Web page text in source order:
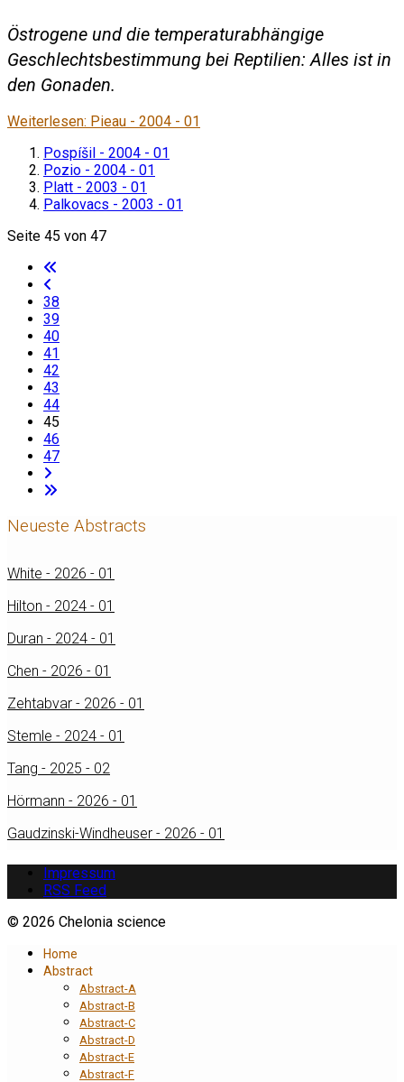
Östrogene und die temperaturabhängige
Geschlechtsbestimmung bei Reptilien: Alles ist in
den Gonaden.
Weiterlesen: Pieau - 2004 - 01
Pospíšil - 2004 - 01
Pozio - 2004 - 01
Platt - 2003 - 01
Palkovacs - 2003 - 01
Seite 45 von 47
38
39
40
41
42
43
44
45
46
47
Neueste Abstracts
White - 2026 - 01
Hilton - 2024 - 01
Duran - 2024 - 01
Chen - 2026 - 01
Zehtabvar - 2026 - 01
Stemle - 2024 - 01
Tang - 2025 - 02
Hörmann - 2026 - 01
Gaudzinski-Windheuser - 2026 - 01
Impressum
RSS Feed
© 2026 Chelonia science
Home
Abstract
Abstract-A
Abstract-B
Abstract-C
Abstract-D
Abstract-E
Abstract-F